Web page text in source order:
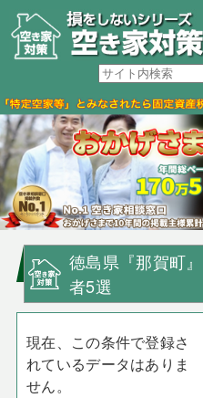
徳島県『那賀町
者5選
現在、この条件で登録さ
れているデータはありま
せん。